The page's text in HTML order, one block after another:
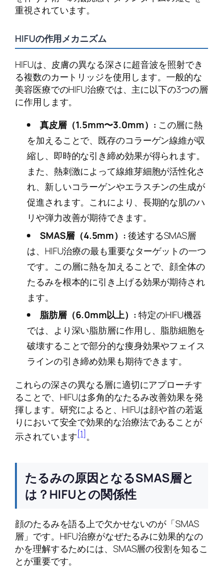
重視されています。
HIFUの作用メカニズム
HIFUは、皮膚の異なる深さに超音波を照射でき
る複数のカートリッジを使用します。一般的な
美容医療でのHIFU治療では、主に以下の3つの層
に作用します。
真皮層（1.5mm〜3.0mm）: この層に熱
を加えることで、既存のコラーゲン線維が収
縮し、即時的な引き締め効果が得られます。
また、熱刺激によって線維芽細胞が活性化さ
れ、新しいコラーゲンやエラスチンの生成が
促進されます。これにより、長期的な肌のハ
リや弾力改善が期待できます。
SMAS層（4.5mm）:後述するSMAS層
は、HIFU治療の最も重要なターゲットの一つ
です。この層に熱を加えることで、顔全体の
たるみを根本的に引き上げる効果が期待され
ます。
脂肪層（6.0mm以上）:特定のHIFU機器
では、より深い脂肪層に作用し、脂肪細胞を
破壊することで部分的な痩身効果やフェイス
ラインの引き締め効果も期待できます。
これらの深さの異なる層に適切にアプローチす
ることで、HIFUは多角的なたるみ改善効果を発
揮します。研究によると、HIFUは顔や首の若返
りにおいて安全で効果的な治療法であることが
示されています[1]。
たるみの原因となるSMAS層と
は？HIFUとの関係性
顔のたるみを語る上で欠かせないのが「SMAS
層」です。HIFU治療がなぜたるみに効果的なの
かを理解するためには、SMAS層の役割を知るこ
とが重要です。